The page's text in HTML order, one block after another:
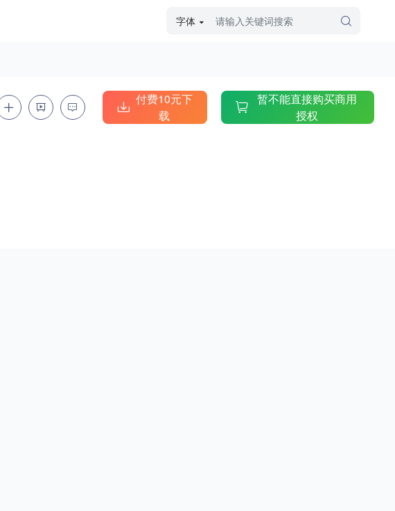
SHIFT-JIS 硬笔手写 毛笔飞白 粉笔勾绘 个性书体
字体
付费10元下
载
暂不能直接购买商用
授权